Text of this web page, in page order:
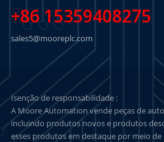
+86 15359408275
sales5@mooreplc.com
Isenção de responsabilidade :
A Moore Automation vende peças de
incluindo produtos novos e produtos
esses produtos em destaque por meio